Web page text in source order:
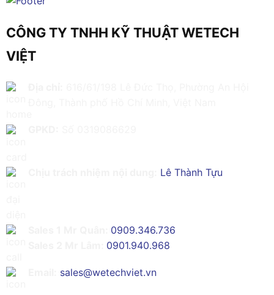
CÔNG TY TNHH KỸ THUẬT WETECH
VIỆT
Lê Thành Tựu
0909.346.736
0901.940.968
sales@wetechviet.vn